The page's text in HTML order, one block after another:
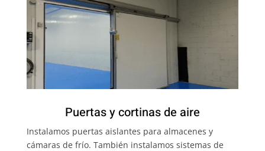
Puertas y cortinas de aire
Instalamos puertas aislantes para almacenes y
cámaras de frío. También instalamos sistemas de